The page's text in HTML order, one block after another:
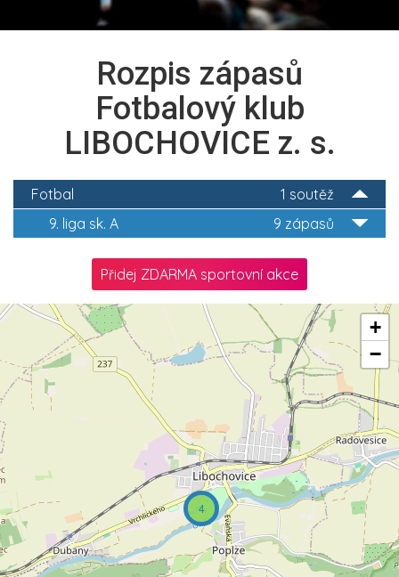
Rozpis zápasů
Fotbalový klub
LIBOCHOVICE z. s.
1 soutěž
Fotbal
9 zápasů
9. liga sk. A
Přidej ZDARMA sportovní akce
4
+
−